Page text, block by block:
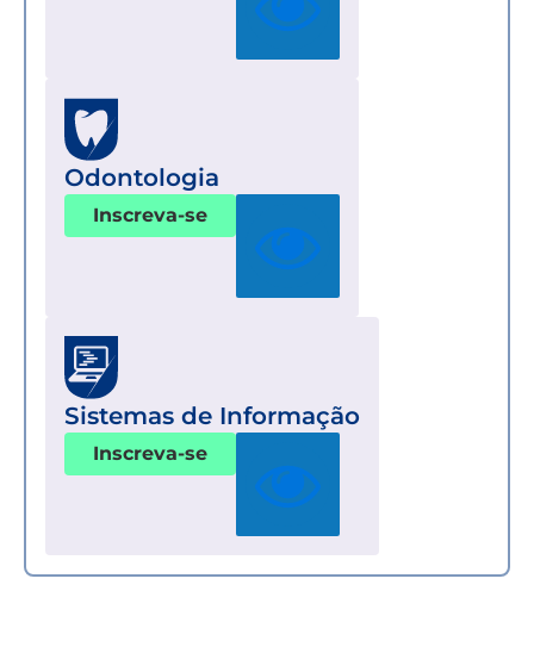
Odontologia
Inscreva-se
Sistemas de Informação
Inscreva-se